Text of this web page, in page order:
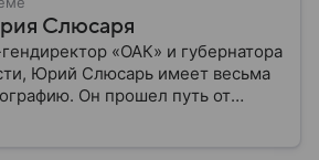
Слюсаря
«ОАК» и губернатора
Юрий Слюсарь имеет весьма
Он прошел путь от
до руководителя